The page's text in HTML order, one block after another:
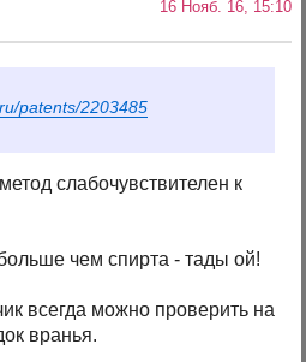
16 Нояб. 16, 15:10
patents/2203485
слабочувствителен к
чем спирта - тады ой!
всегда можно проверить на
вранья.